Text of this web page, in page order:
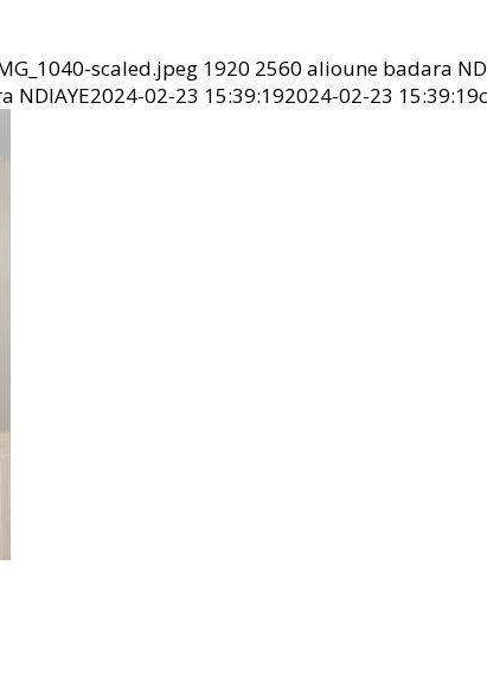
scaled.jpeg 1920 2560 alioune badara
NDIAYE2024-02-23 15:39:192024-02-23 15:39:19